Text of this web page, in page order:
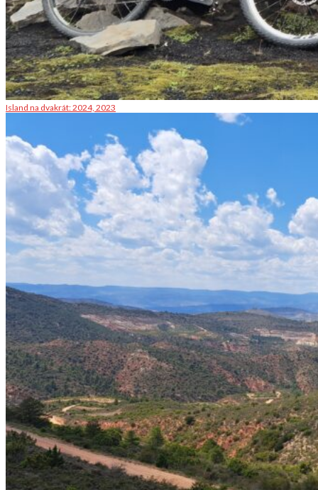
Island na dvakrát: 2024, 2023